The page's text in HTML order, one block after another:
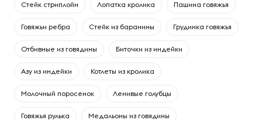
Стейк стриплойн Лопатка кролика Пашина говяжья
Говяжьи ребра Cтейк из баранины Грудинка говяжья
Отбивные из говядины Биточки из индейки
Азу из индейки Котлеты из кролика
Молочный поросенок Ленивые голубцы
Говяжья рулька Медальоны из говядины